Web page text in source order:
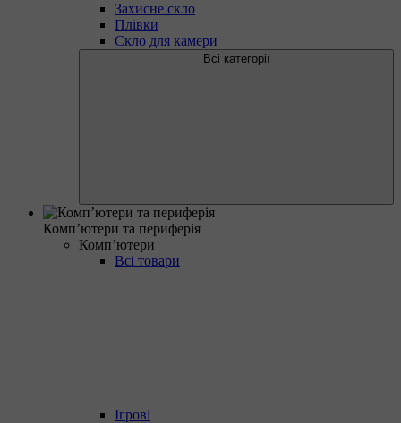
Захисне скло
Плівки
Скло для камери
Всі категорії
Комп’ютери та периферія
Комп’ютери
Всі товари
Ігрові